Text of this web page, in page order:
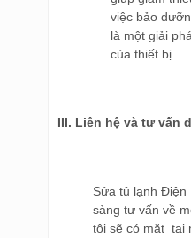
việc bảo
là một giải
của thiết bị.
III. Liên hệ và tư vấn
Sửa tủ lạnh
sàng tư vấn về
tôi sẽ có mặt tại